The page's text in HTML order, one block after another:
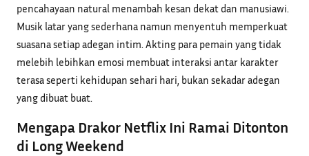
pencahayaan natural menambah kesan dekat dan manusiawi.
Musik latar yang sederhana namun menyentuh memperkuat
suasana setiap adegan intim. Akting para pemain yang tidak
melebih lebihkan emosi membuat interaksi antar karakter
terasa seperti kehidupan sehari hari, bukan sekadar adegan
yang dibuat buat.
Mengapa Drakor Netflix Ini Ramai Ditonton
di Long Weekend